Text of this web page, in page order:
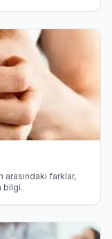
arasındaki farklar,
bilgi.